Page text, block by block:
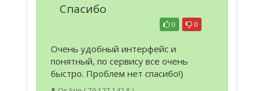
Спасибо
0
0
Очень удобный интерфейс и
понятный, по сервису все очень
быстро. Проблем нет спасибо!)